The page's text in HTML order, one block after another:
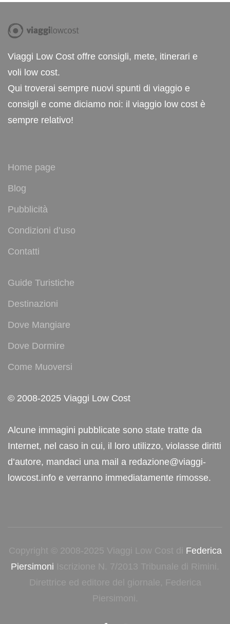
Viaggi Low Cost offre consigli, mete, itinerari e
voli low cost.
Qui troverai sempre nuovi spunti di viaggio e
consigli e come diciamo noi: il viaggio low cost è
sempre relativo!
Home page
Blog
Pubblicità
Condizioni d’uso
Contatti
Guide Turistiche
Destinazioni
Dove Mangiare
Dove Dormire
Come Muoversi
© 2008-2025 Viaggi Low Cost
Alcune immagini pubblicate sono state tratte da
Internet, nel caso in cui, il loro utilizzo, violasse diritti
d’autore, mandaci una mail a redazione@viaggi-
lowcost.info e verranno immediatamente rimosse.
Copyright © 2008-2025 Viaggi Low Cost di Federica
Piersimoni Iscrizione N. 7/2013 Tribunale di Rimini.
Direttrice ed editore del giornale, Federica
Piersimoni.